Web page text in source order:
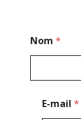
e
s
Nom *
E-mail *